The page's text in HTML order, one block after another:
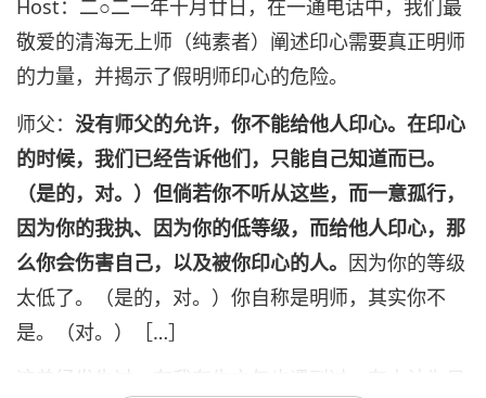
Host：二○二一年十月廿日，在一通电话中，我们最
敬爱的清海无上师（纯素者）阐述印心需要真正明师
的力量，并揭示了假明师印心的危险。
师父： 没有师父的允许，你不能给他人印心。在印心
的时候，我们已经告诉他们，只能自己知道而已。
（是的，对。）但倘若你不听从这些，而一意孤行，
因为你的我执、因为你的低等级，而给他人印心，那
么你会伤害自己，以及被你印心的人。 因为你的等级
太低了。（是的，对。）你自称是明师，其实你不
是。（对。）［…］
这曾经发生过，在我有生之年也遇到过，有人认为只